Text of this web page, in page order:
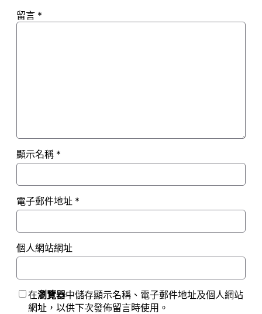
留言 *
顯示名稱 *
電子郵件地址 *
個人網站網址
在瀏覽器中儲存顯示名稱、電子郵件地址及個人網站
網址，以供下次發佈留言時使用。